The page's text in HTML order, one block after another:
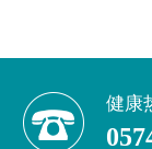
健康